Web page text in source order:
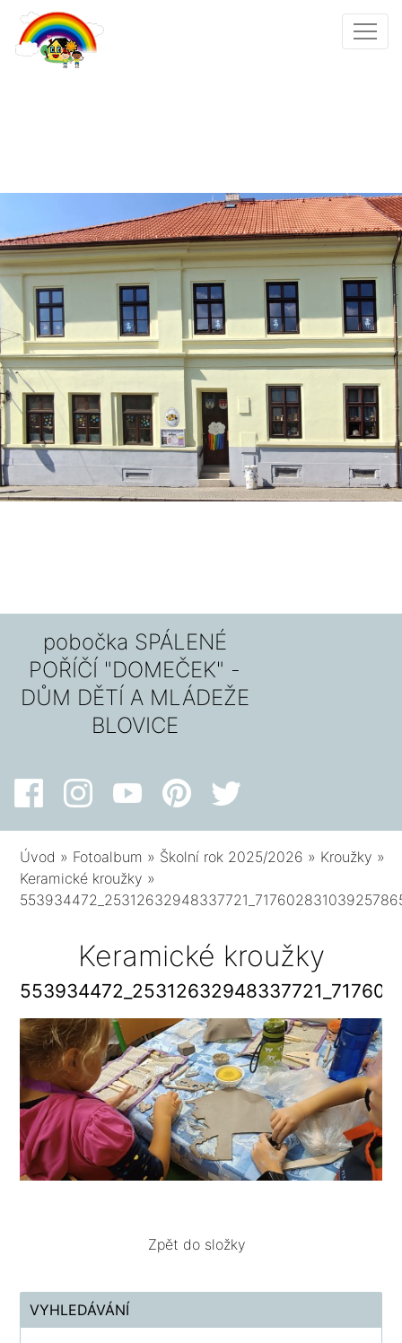
pobočka SPÁLENÉ
POŘÍČÍ "DOMEČEK" -
DŮM DĚTÍ A MLÁDEŽE
BLOVICE
Úvod » Fotoalbum » Školní rok 2025/2026 » Kroužky »
Keramické kroužky »
Keramické kroužky
Zpět do složky
VYHLEDÁVÁNÍ